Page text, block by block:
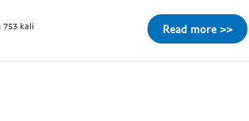
753 kali Read more >>